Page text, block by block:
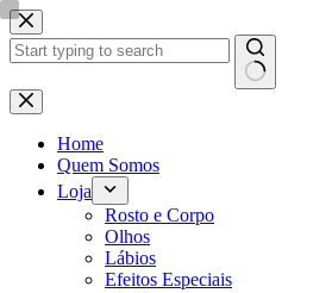
Pular
para
o
Sem
resultados
Home
Quem Somos
Loja
Rosto e Corpo
Olhos
Lábios
Efeitos Especiais